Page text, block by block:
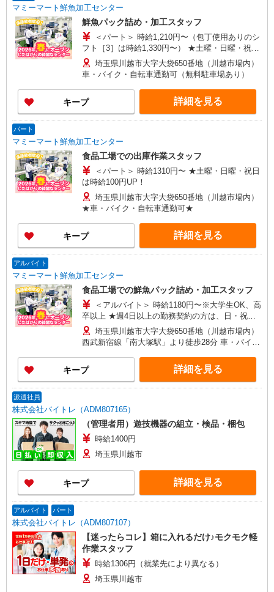
マミーマート鮮魚加工センター
鮮魚パック詰め・加工スタッフ
＜パート＞ 時給1,210円〜（包丁使用ありのシ
フト［3］は時給1,330円〜） ★土曜・日曜・祝日
は時給100円UP！
埼玉県川越市大字大袋650番地（川越市場内）
車・バイク・自転車通勤可（無料駐車場あり）
キープ 詳細を見る
パート
マミーマート鮮魚加工センター
食品工場での出庫作業スタッフ
＜パート＞ 時給1310円〜 ★土曜・日曜・祝日
は時給100円UP！
埼玉県川越市大字大袋650番地（川越市場内）
★車・バイク・自転車通勤可★
キープ 詳細を見る
アルバイト
マミーマート鮮魚加工センター
食品工場での鮮魚パック詰め・加工スタッフ
＜アルバイト＞ 時給1180円〜※大学生OK、高
卒以上 ★週4日以上の勤務契約の方は、日・祝日
は時給100円UP！
埼玉県川越市大字大袋650番地（川越市場内）
西武新宿線「南大塚駅」より徒歩28分 車・バイ
キープ 詳細を見る
派遣社員
株式会社バイトレ（ADM807165）
（管理者用）遊技機器の組立・検品・梱包
時給1400円
埼玉県川越市
キープ 詳細を見る
アルバイト パート
株式会社バイトレ（ADM807107）
【迷ったらコレ】箱に入れるだけ♪モクモク軽
作業スタッフ
時給1306円（就業先により異なる）
埼玉県川越市